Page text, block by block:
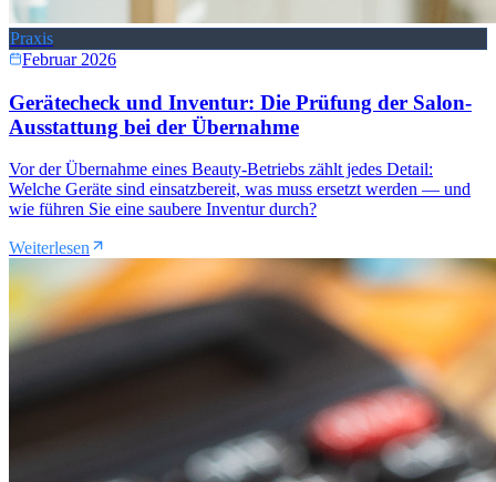
Praxis
Februar 2026
Gerätecheck und Inventur: Die Prüfung der Salon-
Ausstattung bei der Übernahme
Vor der Übernahme eines Beauty-Betriebs zählt jedes Detail:
Welche Geräte sind einsatzbereit, was muss ersetzt werden — und
wie führen Sie eine saubere Inventur durch?
Weiterlesen